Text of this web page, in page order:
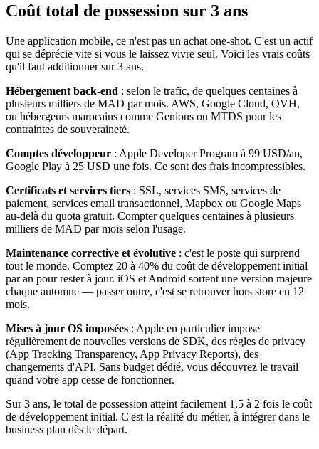
Coût total de possession sur 3 ans
Une application mobile, ce n'est pas un achat one-shot. C'est un actif
qui se déprécie vite si vous le laissez vivre seul. Voici les vrais coûts
qu'il faut additionner sur 3 ans.
Hébergement back-end : selon le trafic, de quelques centaines à
plusieurs milliers de MAD par mois. AWS, Google Cloud, OVH,
ou hébergeurs marocains comme Genious ou MTDS pour les
contraintes de souveraineté.
Comptes développeur : Apple Developer Program à 99 USD/an,
Google Play à 25 USD une fois. Ce sont des frais incompressibles.
Certificats et services tiers : SSL, services SMS, services de
paiement, services email transactionnel, Mapbox ou Google Maps
au-delà du quota gratuit. Compter quelques centaines à plusieurs
milliers de MAD par mois selon l'usage.
Maintenance corrective et évolutive : c'est le poste qui surprend
tout le monde. Comptez 20 à 40% du coût de développement initial
par an pour rester à jour. iOS et Android sortent une version majeure
chaque automne — passer outre, c'est se retrouver hors store en 12
mois.
Mises à jour OS imposées : Apple en particulier impose
régulièrement de nouvelles versions de SDK, des règles de privacy
(App Tracking Transparency, App Privacy Reports), des
changements d'API. Sans budget dédié, vous découvrez le travail
quand votre app cesse de fonctionner.
Sur 3 ans, le total de possession atteint facilement 1,5 à 2 fois le coût
de développement initial. C'est la réalité du métier, à intégrer dans le
business plan dès le départ.